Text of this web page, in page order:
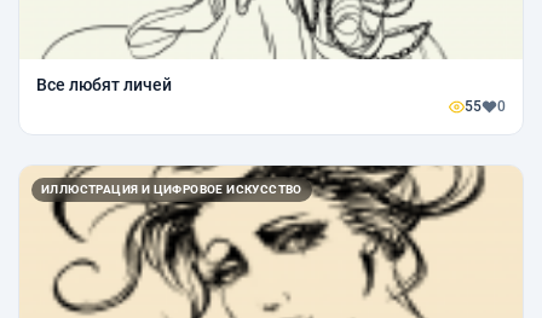
Все любят личей
55 0
ИЛЛЮСТРАЦИЯ И ЦИФРОВОЕ ИСКУССТВО